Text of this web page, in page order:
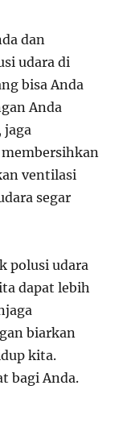
dan
udara di
bisa Anda
Anda
jaga
ventilasi
segar
polusi udara
dapat lebih
biarkan
kita.
bagi Anda.